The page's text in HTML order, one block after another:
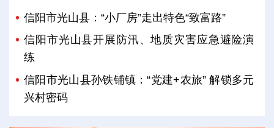
信阳市光山县：“小厂房”走出特色“致富路”
信阳市光山县开展防汛、地质灾害应急避险演
练
信阳市光山县孙铁铺镇：“党建+农旅” 解锁多元
兴村密码